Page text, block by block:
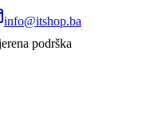
info@itshop.ba
podrška